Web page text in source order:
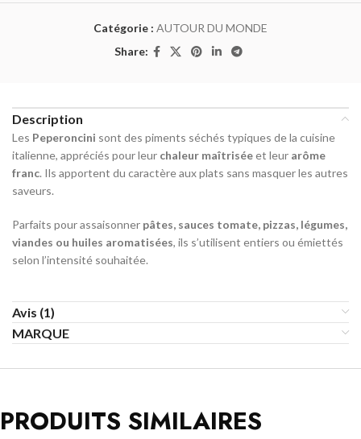
Catégorie : AUTOUR DU MONDE
Share:
Description
Les Peperoncini sont des piments séchés typiques de la cuisine
italienne, appréciés pour leur chaleur maîtriséeet leur arôme
franc. Ils apportent du caractère aux plats sans masquer les autres
saveurs.
Parfaits pour assaisonner pâtes, sauces tomate, pizzas, légumes,
viandes ou huiles aromatisées, ils s’utilisent entiers ou émiettés
selon l’intensité souhaitée.
Avis (1)
MARQUE
PRODUITS SIMILAIRES